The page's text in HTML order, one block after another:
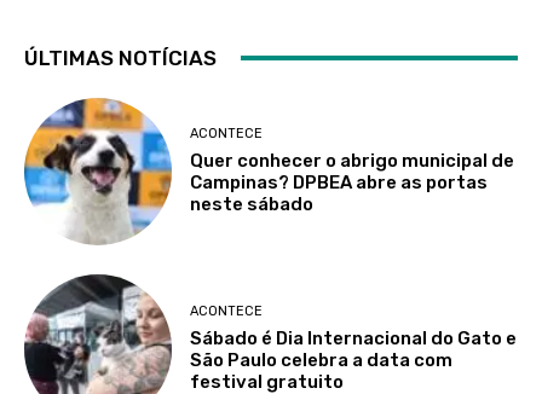
ÚLTIMAS NOTÍCIAS
ACONTECE
Quer conhecer o abrigo municipal de
Campinas? DPBEA abre as portas
neste sábado
ACONTECE
Sábado é Dia Internacional do Gato e
São Paulo celebra a data com
festival gratuito